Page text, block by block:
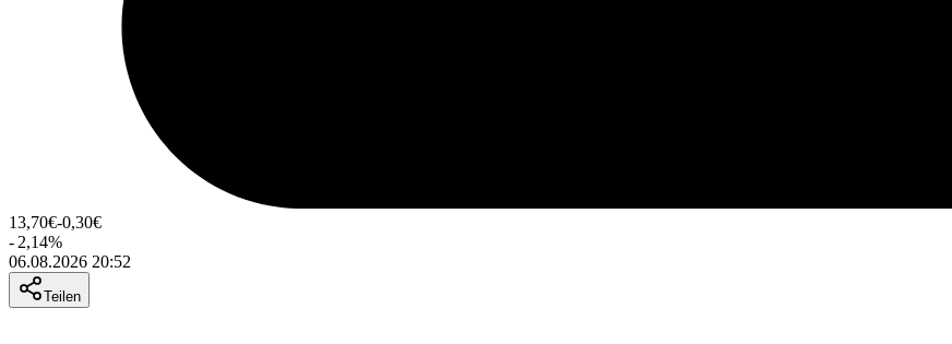
13,70€-0,30€
-2,14%
06.08.2026 20:52
Teilen